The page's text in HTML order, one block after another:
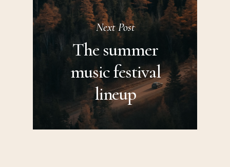
Next Post
The summer
music festival
lineup